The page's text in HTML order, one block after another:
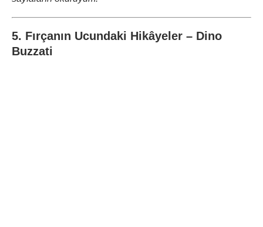
5. Fırçanın Ucundaki Hikâyeler – Dino
Buzzati